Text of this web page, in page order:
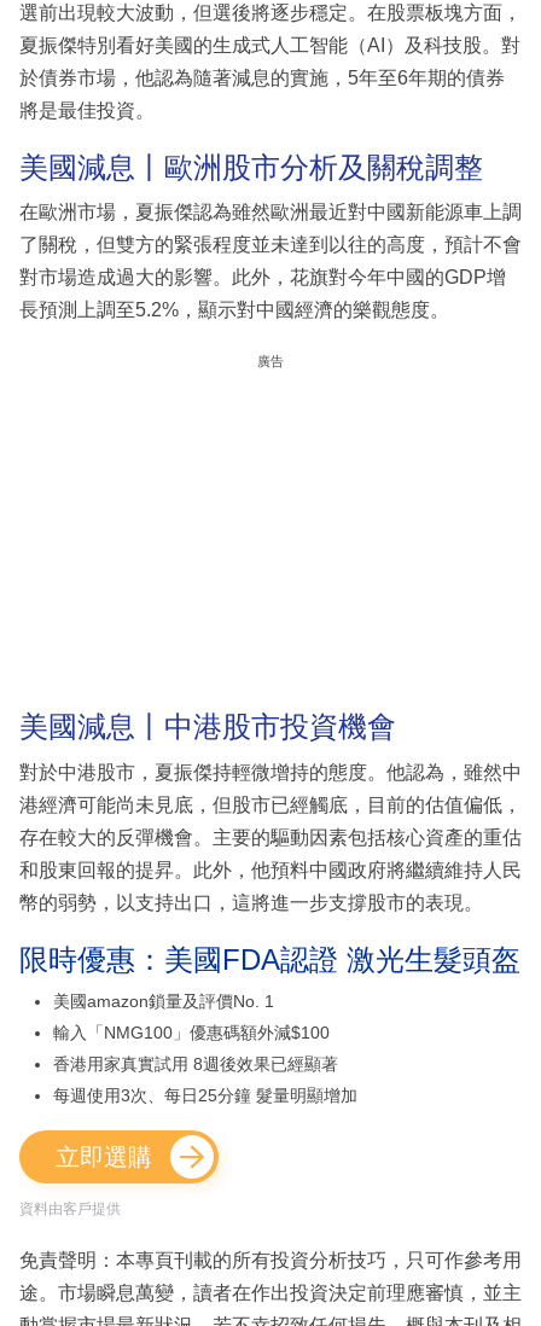
選前出現較大波動，但選後將逐步穩定。在股票板塊方面，
夏振傑特別看好美國的生成式人工智能（AI）及科技股。對
於債券市場，他認為隨著減息的實施，5年至6年期的債券
將是最佳投資。
美國減息丨歐洲股市分析及關稅調整
在歐洲市場，夏振傑認為雖然歐洲最近對中國新能源車上調
了關稅，但雙方的緊張程度並未達到以往的高度，預計不會
對市場造成過大的影響。此外，花旗對今年中國的GDP增
長預測上調至5.2%，顯示對中國經濟的樂觀態度。
廣告
美國減息丨中港股市投資機會
對於中港股市，夏振傑持輕微增持的態度。他認為，雖然中
港經濟可能尚未見底，但股市已經觸底，目前的估值偏低，
存在較大的反彈機會。主要的驅動因素包括核心資產的重估
和股東回報的提昇。此外，他預料中國政府將繼續維持人民
幣的弱勢，以支持出口，這將進一步支撐股市的表現。
限時優惠：美國FDA認證 激光生髮頭盔
美國amazon鎖量及評價No. 1
輸入「NMG100」優惠碼額外減$100
香港用家真實試用 8週後效果已經顯著
每週使用3次、每日25分鐘 髮量明顯增加
立即選購
資料由客戶提供
免責聲明：本專頁刊載的所有投資分析技巧，只可作參考用
途。市場瞬息萬變，讀者在作出投資決定前理應審慎，並主